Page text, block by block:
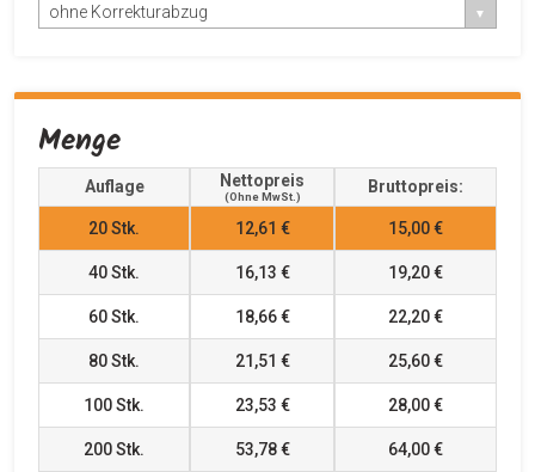
ohne Korrekturabzug
Menge
Auflage Nettopreis
(ohne MwSt.)
Bruttopreis:
20Stk. 12,61 € 15,00 €
40Stk. 16,13 € 19,20 €
60Stk. 18,66 € 22,20 €
80Stk. 21,51 € 25,60 €
100Stk. 23,53 € 28,00 €
200Stk. 53,78 € 64,00 €